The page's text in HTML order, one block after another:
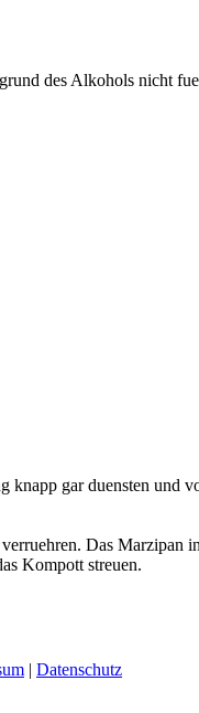
des Alkohols nicht
knapp gar duensten und
Das Marzipan
Kompott streuen.
| Datenschutz